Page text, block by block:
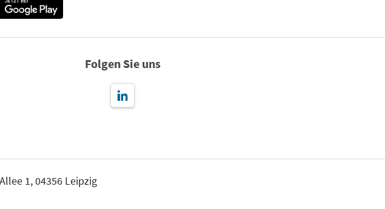
Folgen Sie uns
1, 04356 Leipzig